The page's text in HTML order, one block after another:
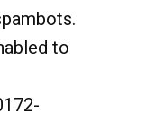
to